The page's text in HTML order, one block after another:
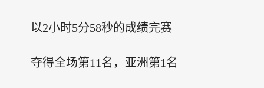
以2小时5分58秒的成绩完赛
夺得全场第11名，亚洲第1名